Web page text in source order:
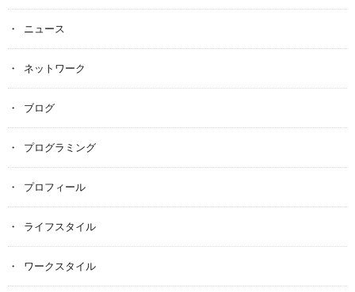
ニュース
ネットワーク
ブログ
プログラミング
プロフィール
ライフスタイル
ワークスタイル